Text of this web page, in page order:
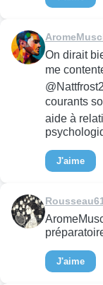
On dirait
me
courants
aide à
J'aime
J'aime